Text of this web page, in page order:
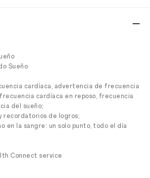
Sueño
cardíaca, advertencia de frecuencia
cardíaca en reposo, frecuencia
del sueño;
recordatorios de logros;
en la sangre: un solo punto, todo el día
Connect service